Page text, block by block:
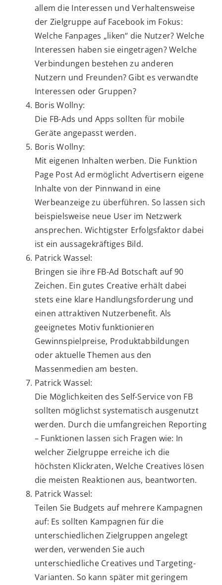
allem die Interessen und Verhaltensweise
der Zielgruppe auf Facebook im Fokus:
Welche Fanpages „liken“ die Nutzer? Welche
Interessen haben sie eingetragen? Welche
Verbindungen bestehen zu anderen
Nutzern und Freunden? Gibt es verwandte
Interessen oder Gruppen?
Boris Wollny:
Die FB-Ads und Apps sollten für mobile
Geräte angepasst werden.
Boris Wollny:
Mit eigenen Inhalten werben. Die Funktion
Page Post Ad ermöglicht Advertisern eigene
Inhalte von der Pinnwand in eine
Werbeanzeige zu überführen. So lassen sich
beispielsweise neue User im Netzwerk
ansprechen. Wichtigster Erfolgsfaktor dabei
ist ein aussagekräftiges Bild.
Patrick Wassel:
Bringen sie ihre FB-Ad Botschaft auf 90
Zeichen. Ein gutes Creative erhält dabei
stets eine klare Handlungsforderung und
einen attraktiven Nutzerbenefit. Als
geeignetes Motiv funktionieren
Gewinnspielpreise, Produktabbildungen
oder aktuelle Themen aus den
Massenmedien am besten.
Patrick Wassel:
Die Möglichkeiten des Self-Service von FB
sollten möglichst systematisch ausgenutzt
werden. Durch die umfangreichen Reporting
– Funktionen lassen sich Fragen wie: In
welcher Zielgruppe erreiche ich die
höchsten Klickraten, Welche Creatives lösen
die meisten Reaktionen aus, beantworten.
Patrick Wassel:
Teilen Sie Budgets auf mehrere Kampagnen
auf: Es sollten Kampagnen für die
unterschiedlichen Zielgruppen angelegt
werden, verwenden Sie auch
unterschiedliche Creatives und Targeting-
Varianten. So kann später mit geringem